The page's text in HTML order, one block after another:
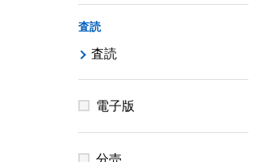
査読
査読
電子版
分売